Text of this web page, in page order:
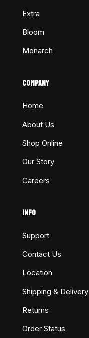
Extra
Bloom
Monarch
COMPANY
Home
About Us
Shop Online
Our Story
Careers
INFO
Support
Contact Us
Location
Shipping & Delivery
Returns
Order Status